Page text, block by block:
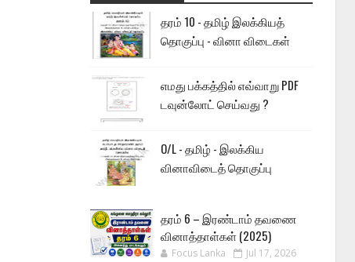
தரம் 10 - தமிழ் இலக்கியத்
தொகுப்பு - வினா விடைகள்
எமது பக்கத்தில் எவ்வாறு PDF
டவுன்லோட் செய்வது ?
O/L - தமிழ் - இலக்கிய
வினாவிடைத் தொகுப்பு
தரம் 6 – இரண்டாம் தவணை
வினாத்தாள்கள் (2025)
Focus Lanka Jul 17, 2026